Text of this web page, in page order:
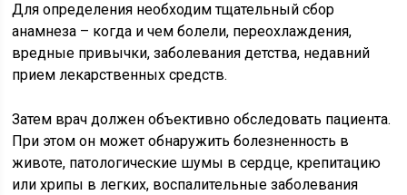
Для определения необходим тщательный сбор
анамнеза – когда и чем болели, переохлаждения,
вредные привычки, заболевания детства, недавний
прием лекарственных средств.
Затем врач должен объективно обследовать пациента.
При этом он может обнаружить болезненность в
животе, патологические шумы в сердце, крепитацию
или хрипы в легких, воспалительные заболевания